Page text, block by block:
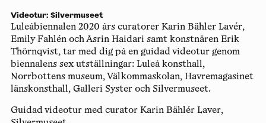
Videotur: Silvermuseet
Luleåbiennalen 2020 års curatorer Karin Bähler Lavér,
Emily Fahlén och Asrin Haidari samt konstnären Erik
Thörnqvist, tar med dig på en guidad videotur genom
biennalens sex utställningar: Luleå konsthall,
Norrbottens museum, Välkommaskolan, Havremagasinet
länskonsthall, Galleri Syster och Silvermuseet.
Guidad videotur med curator Karin Bählér Laver,